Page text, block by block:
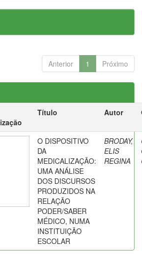
Anterior 1 Próximo
Título Autor
O DISPOSITIVO
DA
MEDICALIZAÇÃO:
UMA ANÁLISE
DOS DISCURSOS
PRODUZIDOS NA
RELAÇÃO
PODER/SABER
MÉDICO, NUMA
INSTITUIÇÃO
ESCOLAR
BRODAY,
ELIS
REGINA